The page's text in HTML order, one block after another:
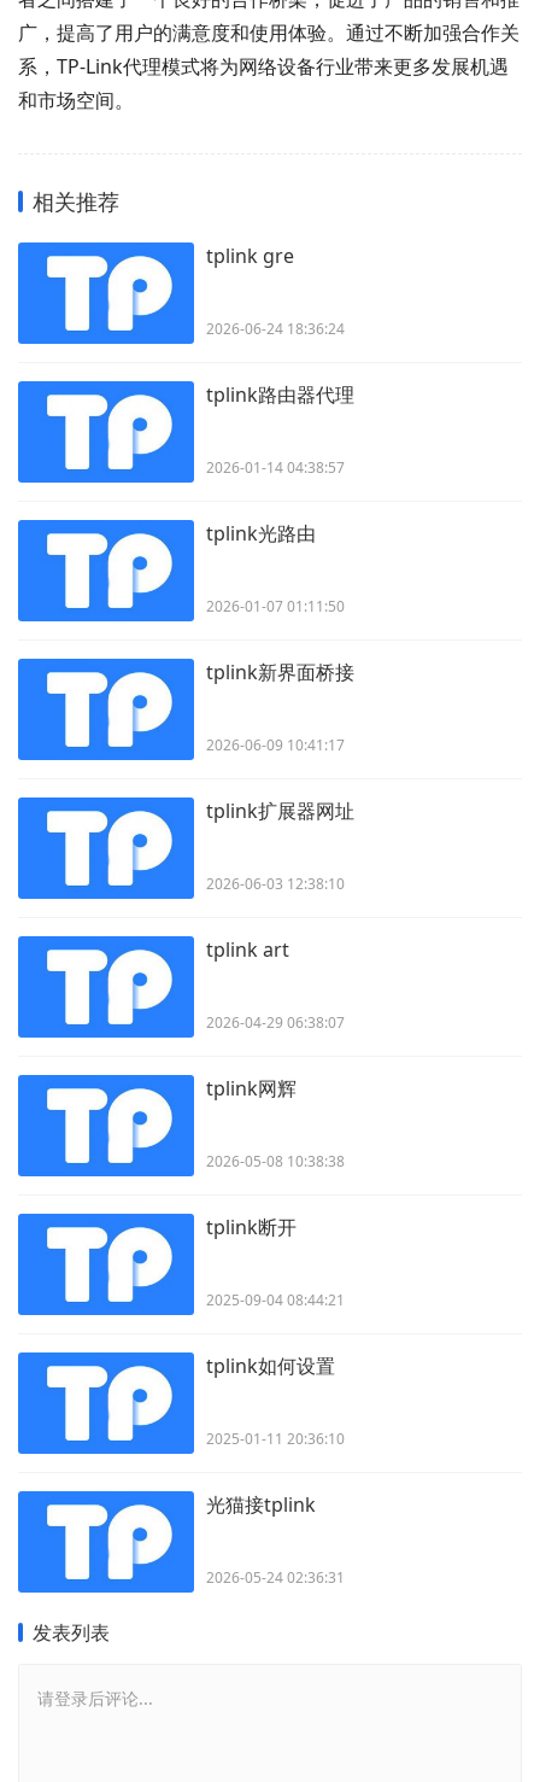
广，提高了用户的满意度和使用体验。通过不断加强合作关
系，TP-Link代理模式将为网络设备行业带来更多发展机遇
和市场空间。
相关推荐
tplink gre
2026-06-24 18:36:24
tplink路由器代理
2026-01-14 04:38:57
tplink光路由
2026-01-07 01:11:50
tplink新界面桥接
2026-06-09 10:41:17
tplink扩展器网址
2026-06-03 12:38:10
tplink art
2026-04-29 06:38:07
tplink网辉
2026-05-08 10:38:38
tplink断开
2025-09-04 08:44:21
tplink如何设置
2025-01-11 20:36:10
光猫接tplink
2026-05-24 02:36:31
发表列表
请登录后评论...